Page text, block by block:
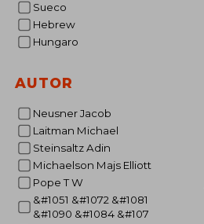
Sueco
Hebrew
Hungaro
AUTOR
Neusner Jacob
Laitman Michael
Steinsaltz Adin
Michaelson Majs Elliott
Pope T W
&#1051 &#1072 &#1081
&#1090 &#1084 &#107